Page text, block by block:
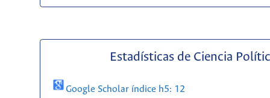
Estadísticas de Ciencia
Google Scholar índice h5: 12